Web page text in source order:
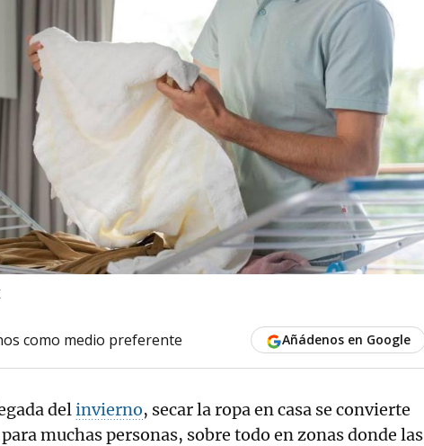
como medio preferente Añádenos en Google
delinvierno, secar la ropa en casa se convierte
muchas personas, sobre todo en zonas donde las